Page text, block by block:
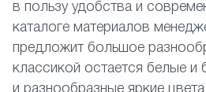
в пользу удобства и
каталоге материалов
предложит большое
классикой остается белые и
и разнообразные яркие цвета